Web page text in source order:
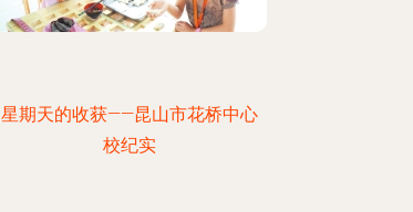
星期天的收获——昆山市花桥中心
校纪实